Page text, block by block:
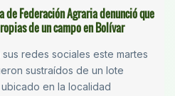
Federación Agraria denunció que
de un campo en Bolívar
redes sociales este martes
sustraídos de un lote
en la localidad